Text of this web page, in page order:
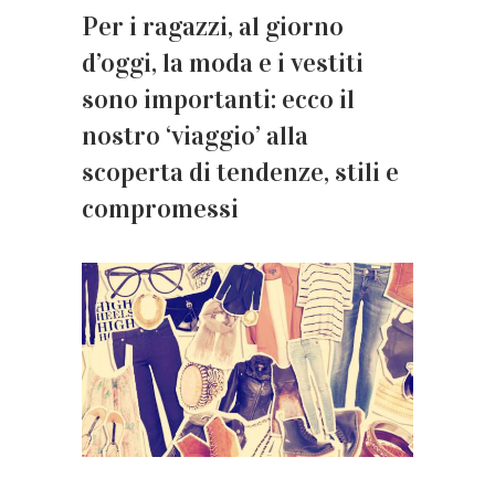
Per i ragazzi, al giorno
d’oggi, la moda e i vestiti
sono importanti: ecco il
nostro ‘viaggio’ alla
scoperta di tendenze, stili e
compromessi